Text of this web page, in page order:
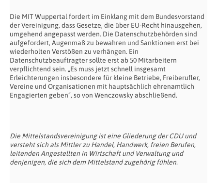
Die MIT Wuppertal fordert im Einklang mit dem Bundesvorstand
der Vereinigung, dass Gesetze, die über EU-Recht hinausgehen,
umgehend angepasst werden. Die Datenschutzbehörden sind
aufgefordert, Augenmaß zu bewahren und Sanktionen erst bei
wiederholten Verstößen zu verhängen. Ein
Datenschutzbeauftragter sollte erst ab 50 Mitarbeitern
verpflichtend sein. „Es muss jetzt schnell insgesamt
Erleichterungen insbesondere für kleine Betriebe, Freiberufler,
Vereine und Organisationen mit hauptsächlich ehrenamtlich
Engagierten geben“, so von Wenczowsky abschließend.
Die Mittelstandsvereinigung ist eine Gliederung der CDU und
versteht sich als Mittler zu Handel, Handwerk, freien Berufen,
leitenden Angestellten in Wirtschaft und Verwaltung und
denjenigen, die sich dem Mittelstand zugehörig fühlen.